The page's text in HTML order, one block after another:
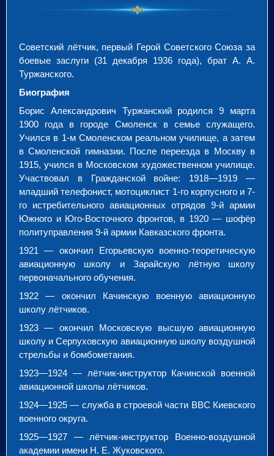
Советский лётчик, первый Герой Советского Союза за
боевые заслуги (31 декабря 1936 года), брат А. А.
Туржанского.
Биография
Борис Александрович Туржанский родился 9 марта
1900 года в городе Смоленск в семье служащего.
Учился в 1-м Смоленском реальном училище, а затем
в Смоленской гимназии. После переезда в Москву в
1915, учился в Московском художественном училище.
Участвовал в Гражданской войне: 1918—1919 —
младший телефонист, мотоциклист 1-го корпусного и 7-
го истребительного авиационных отрядов 9-й армии
Южного и Юго-Восточного фронтов, в 1920 — шофёр
политуправления 9-й армии Кавказского фронта.
1921 — окончил Егорьевскую военно-теоретическую
авиационную школу и Зарайскую лётную школу
первоначального обучения.
1922 — окончил Качинскую военную авиационную
школу лётчиков.
1923 — окончил Московскую высшую авиационную
школу и Серпуховскую авиационную школу воздушной
стрельбы и бомбометания.
1923—1924 — лётчик-инструктор Качинской военной
авиационной школы лётчиков.
1924—1925 — служба в строевой части ВВС Киевского
военного округа.
1925—1927 — лётчик-инструктор Военно-воздушной
академии имени Н. Е. Жуковского.